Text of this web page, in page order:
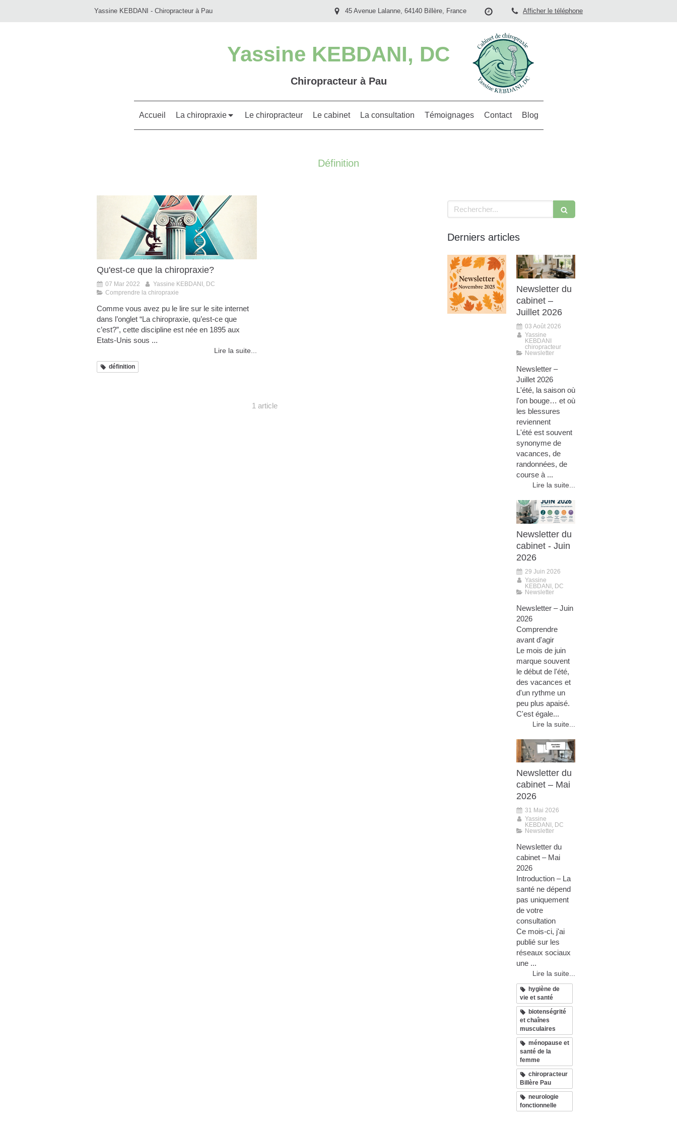
Yassine KEBDANI - Chiropracteur à Pau Afficher le téléphone
45 Avenue Lalanne, 64140 Billère, France
Yassine KEBDANI, DC
Chiropracteur à Pau
Accueil La chiropraxie Le chiropracteur Le cabinet La consultation Témoignages Contact Blog
Définition
Qu'est-ce que la chiropraxie?
07 Mar 2022
Yassine KEBDANI, DC
Comprendre la chiropraxie
Comme vous avez pu le lire sur le site internet
dans l’onglet “La chiropraxie, qu’est-ce que
c’est?”, cette discipline est née en 1895 aux
Etats-Unis sous ...
Lire la suite...
définition
1 article
Rechercher
Derniers articles
Newsletter du
cabinet –
Juillet 2026
03 Août 2026
Yassine
KEBDANI
chiropracteur
Newsletter
Newsletter –
Juillet 2026
L'été, la saison où
l'on bouge… et où
les blessures
reviennent
L'été est souvent
synonyme de
vacances, de
randonnées, de
course à ...
Lire la suite...
Newsletter du
cabinet - Juin
2026
29 Juin 2026
Yassine
KEBDANI, DC
Newsletter
Newsletter – Juin
2026
Comprendre
avant d'agir
Le mois de juin
marque souvent
le début de l'été,
des vacances et
d'un rythme un
peu plus apaisé.
C'est égale...
Lire la suite...
Newsletter du
cabinet – Mai
2026
31 Mai 2026
Yassine
KEBDANI, DC
Newsletter
Newsletter du
cabinet – Mai
2026
Introduction – La
santé ne dépend
pas uniquement
de votre
consultation
Ce mois-ci, j'ai
publié sur les
réseaux sociaux
une ...
Lire la suite...
hygiène de
vie et santé
biotenségrité
et chaînes
musculaires
ménopause et
santé de la
femme
chiropracteur
Billère Pau
neurologie
fonctionnelle